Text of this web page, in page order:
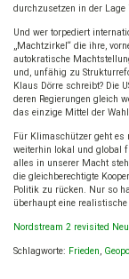
durchzusetzen in der Lage
Und wer torpediert
„Machtzirkel“ die ihre,
autokratische
und, unfähig zu
Klaus Dörre schreibt? Die
deren Regierungen gleich
das einzige Mittel der
Für Klimaschützer geht es
weiterhin lokal und global
alles in unserer Macht
die gleichberechtigte
Politik zu rücken. Nur so
überhaupt eine realistische
Nordstream 2 revisited
Schlagworte: Frieden,